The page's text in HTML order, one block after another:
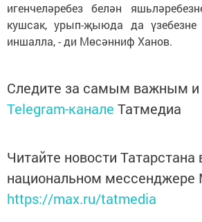
игенчеләребез белән
кушсак, урып-җыюда да үзебезне
иншалла, - ди Мөсәнниф Ханов.
Следите за самым важным
Telegram-канале Татмедиа
Читайте новости Татарстана
национальном мессенджере
https://max.ru/tatmedia